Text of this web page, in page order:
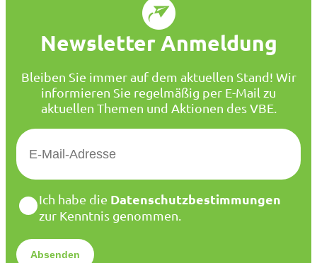
Newsletter Anmeldung
Bleiben Sie immer auf dem aktuellen Stand! Wir
informieren Sie regelmäßig per E-Mail zu
aktuellen Themen und Aktionen des VBE.
E
M
*
D
a
e
n
Ich habe die Datenschutzbestimmungen
zur Kenntnis genommen.